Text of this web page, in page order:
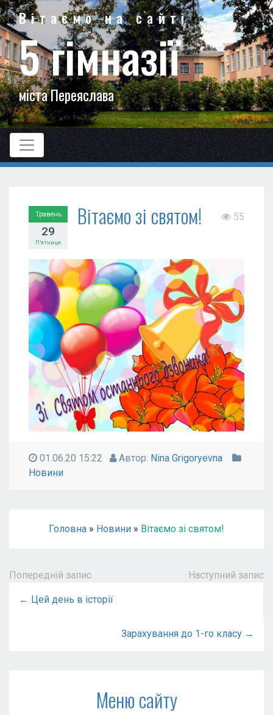
Вітаємо на сайті
5 гімназії
міста Переяслава
Травень
29
П’ятниця
Вітаємо зі святом! 55
01.06.20 15:22 Автор: Nina Grigoryevna
Новини
Головна » Новини » Вітаємо зі святом!
Попередній запис Наступний запис
← Цей день в історії
Зарахування до 1-го класу →
Меню сайту